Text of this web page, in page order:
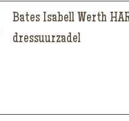
Bates Isabell Werth
dressuurzadel